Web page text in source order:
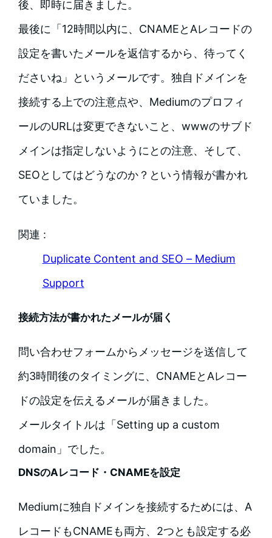
後、即時に届きました。
最後に「12時間以内に、CNAMEとAレコードの
設定を書いたメールを返信するから、待ってく
ださいね」というメールです。独自ドメインを
接続する上での注意点や、Mediumのプロフィ
ールのURLは変更できないこと、wwwのサブド
メインは指定しないようにとの注意、そして、
SEOとしてはどうなのか？という情報が書かれ
ていました。
関連 :
Duplicate Content and SEO – Medium
Support
接続方法が書かれたメールが届く
問い合わせフォームからメッセージを送信して
約3時間後のタイミングに、CNAMEとAレコー
ドの設定を伝えるメールが届きました。
メールタイトルは「Setting up a custom
domain」でした。
DNSのAレコード・CNAMEを設定
Mediumに独自ドメインを接続するためには、A
レコードもCNAMEも両方、2つとも設定する必